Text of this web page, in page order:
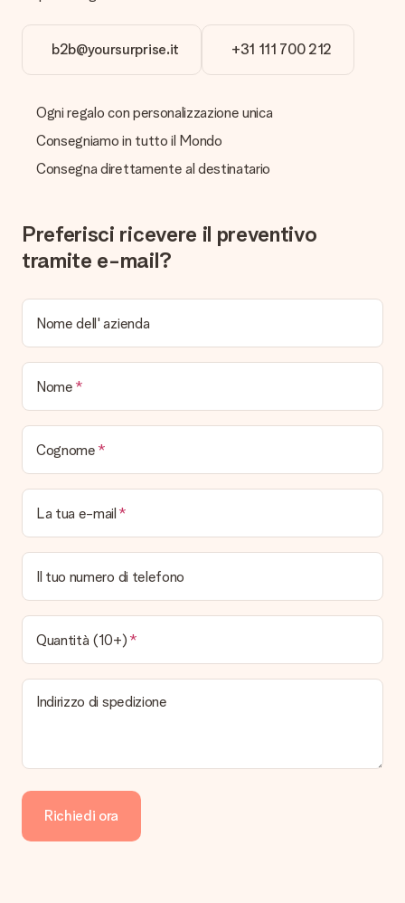
ricevuta viene inviata in allegato all' e-mail di conferma oppure
sarà visualizzabile sul proprio account MySurprise. In questo
modo puoi inviare il regalo direttamente al destinatario,
b2b@yoursurprise.it +31 111 700 212
Ogni regalo con personalizzazione unica
Consegniamo in tutto il Mondo
Consegna direttamente al destinatario
Preferisci ricevere il preventivo
tramite e-mail?
Nome dell' azienda
Nome
Cognome
La tua e-mail
Il tuo numero di telefono
Quantità (10+)
Indirizzo di spedizione
Richiedi ora